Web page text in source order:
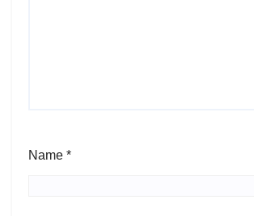
Name *